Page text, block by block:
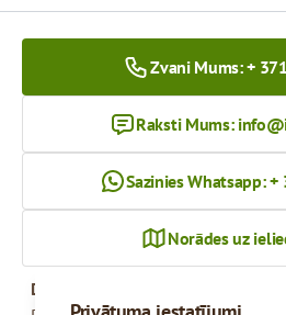
Zvani Mums: +
Raksti Mums:
Sazinies Whatsapp:
Norādes uz
Darba Laiks